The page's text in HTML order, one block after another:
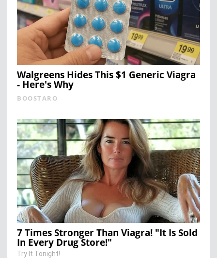
Walgreens Hides This $1 Generic Viagra
- Here's Why
BOOSTARO
7 Times Stronger Than Viagra! "It Is Sold
In Every Drug Store!"
Try It Tonight!